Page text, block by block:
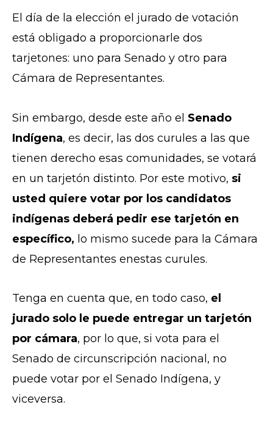
El día de la elección el jurado de votación
está obligado a proporcionarle dos
tarjetones: uno para Senado y otro para
Cámara de Representantes.
Sin embargo, desde este año el Senado
Indígena, es decir, las dos curules a las que
tienen derecho esas comunidades, se votará
en un tarjetón distinto. Por este motivo, si
usted quiere votar por los candidatos
indígenas deberá pedir ese tarjetón en
específico, lo mismo sucede para la Cámara
de Representantes enestas curules.
Tenga en cuenta que, en todo caso, el
jurado solo le puede entregar un tarjetón
por cámara, por lo que, si vota para el
Senado de circunscripción nacional, no
puede votar por el Senado Indígena, y
viceversa.